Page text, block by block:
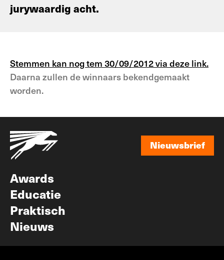
jurywaardig acht.
Stemmen kan nog tem 30/09/2012 via deze link.
Daarna zullen de winnaars bekendgemaakt
worden.
Nieuwsbrief
Awards
Educatie
Praktisch
Nieuws